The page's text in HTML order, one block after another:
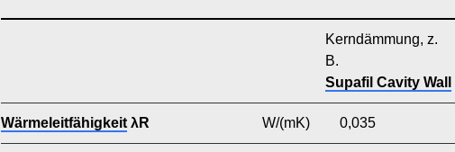
Kerndämmung, z.
B.
Supafil Cavity Wall
Wärmeleitfähigkeit λR W/(mK) 0,035